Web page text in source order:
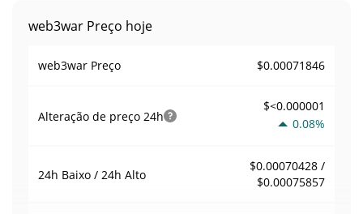
web3war Preço hoje
web3war Preço $0.00071846
Alteração de preço 24h
$<0.000001
0.08%
24h Baixo / 24h Alto
$0.00070428 /
$0.00075857